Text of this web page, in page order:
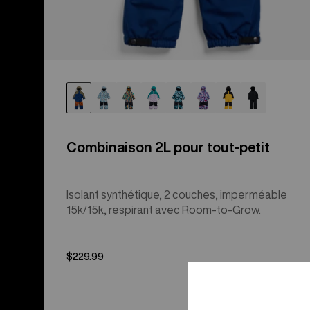
Combinaison 2L pour tout-petit
Isolant synthétique, 2 couches, imperméable
15k/15k, respirant avec Room-to-Grow.
$229.99